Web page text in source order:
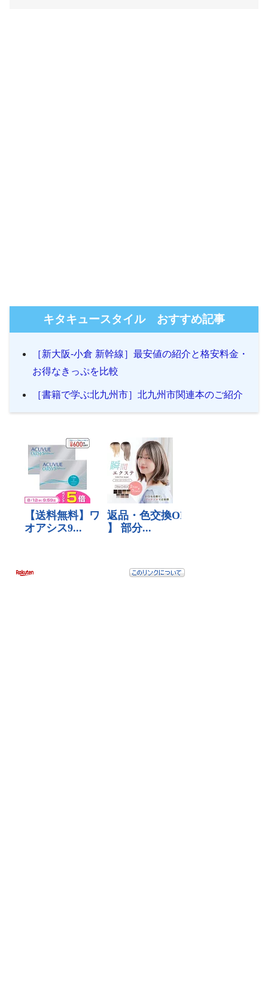
キタキュースタイル おすすめ記事
［新大阪-小倉 新幹線］最安値の紹介と格安料金・
お得なきっぷを比較
［書籍で学ぶ北九州市］北九州市関連本のご紹介